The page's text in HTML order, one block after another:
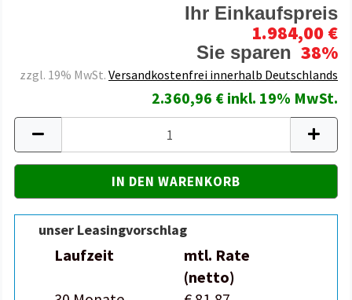
Ihr Einkaufspreis
1.984,00 €
Sie sparen 38%
zzgl. 19% MwSt. Versandkostenfrei innerhalb Deutschlands
2.360,96 € inkl. 19% MwSt.
unser Leasingvorschlag
Laufzeit
mtl. Rate
(netto)